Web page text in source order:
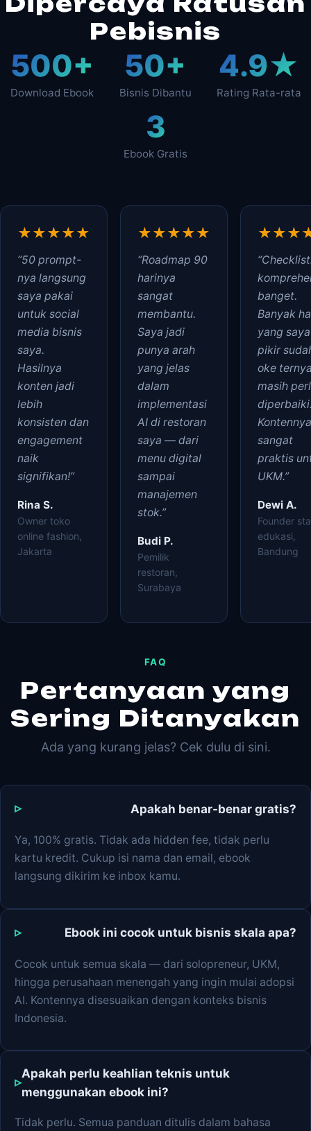
Pebisnis
500+
Download Ebook
50+
Bisnis Dibantu
4.9★
Rating Rata-rata
3
Ebook Gratis
★★★★★
“50 prompt-
nya langsung
saya pakai
untuk social
media bisnis
saya.
Hasilnya
konten jadi
lebih
konsisten dan
engagement
naik
signifikan!”
Rina S.
Owner toko
online fashion,
Jakarta
★★★★★
“Roadmap 90
harinya
sangat
membantu.
Saya jadi
punya arah
yang jelas
dalam
implementasi
AI di restoran
saya — dari
menu digital
sampai
manajemen
stok.”
Budi P.
Pemilik
restoran,
Surabaya
banget.
Banyak
yang saya
pikir
oke
masih
Kontennya
sangat
praktis
UKM.”
Dewi A.
Founder
edukasi,
Bandung
FAQ
Pertanyaan yang
Sering Ditanyakan
Ada yang kurang jelas? Cek dulu di sini.
Apakah benar-benar gratis?
Ya, 100% gratis. Tidak ada hidden fee, tidak perlu
kartu kredit. Cukup isi nama dan email, ebook
langsung dikirim ke inbox kamu.
Ebook ini cocok untuk bisnis skala apa?
Cocok untuk semua skala — dari solopreneur, UKM,
hingga perusahaan menengah yang ingin mulai adopsi
AI. Kontennya disesuaikan dengan konteks bisnis
Indonesia.
Apakah perlu keahlian teknis untuk
menggunakan ebook ini?
Tidak perlu. Semua panduan ditulis dalam bahasa